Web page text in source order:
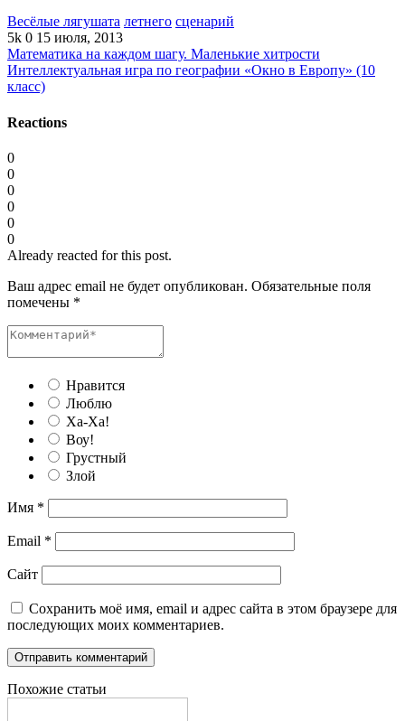
Весёлые лягушата летнего сценарий
5k 0 15 июля, 2013
Математика на каждом шагу. Маленькие хитрости
Интеллектуальная игра по географии «Окно в Европу» (10
класс)
Reactions
0
0
0
0
0
0
Already reacted for this post.
Ваш адрес email не будет опубликован. Обязательные поля
помечены *
Нравится
Люблю
Ха-Ха!
Воу!
Грустный
Злой
Имя *
Email *
Сайт
Сохранить моё имя, email и адрес сайта в этом браузере для
последующих моих комментариев.
Похожие статьи